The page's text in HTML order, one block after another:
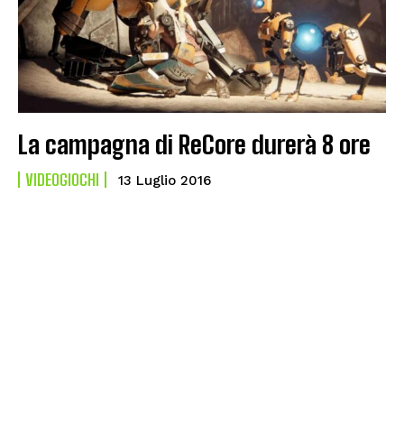
La campagna di ReCore durerà 8 ore
VIDEOGIOCHI 13 Luglio 2016